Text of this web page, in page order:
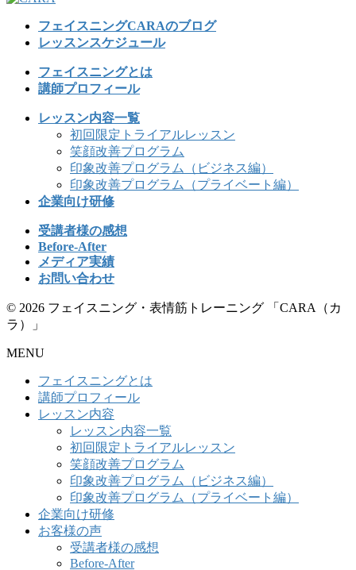
フェイスニングCARAのブログ
レッスンスケジュール
フェイスニングとは
講師プロフィール
レッスン内容一覧
初回限定トライアルレッスン
笑顔改善プログラム
印象改善プログラム（ビジネス編）
印象改善プログラム（プライベート編）
企業向け研修
受講者様の感想
Before-After
メディア実績
お問い合わせ
© 2026 フェイスニング・表情筋トレーニング 「CARA（カ
ラ）」
MENU
フェイスニングとは
講師プロフィール
レッスン内容
レッスン内容一覧
初回限定トライアルレッスン
笑顔改善プログラム
印象改善プログラム（ビジネス編）
印象改善プログラム（プライベート編）
企業向け研修
お客様の声
受講者様の感想
Before-After